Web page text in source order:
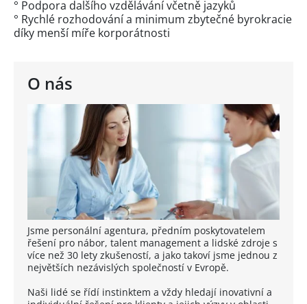
O nás
Jsme personální agentura, předním poskytovatelem
řešení pro nábor, talent management a lidské zdroje s
více než 30 lety zkušeností, a jako takoví jsme jednou z
největších nezávislých společností v Evropě.
Naši lidé se řídí instinktem a vždy hledají inovativní a
° Podpora dalšího vzdělávání včetně jazyků
° Rychlé rozhodování a minimum zbytečné byrokracie
díky menší míře korporátnosti